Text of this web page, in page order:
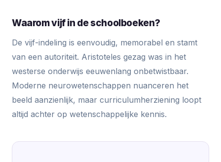
Waarom vijf in de schoolboeken?
De vijf-indeling is eenvoudig, memorabel en stamt
van een autoriteit. Aristoteles gezag was in het
westerse onderwijs eeuwenlang onbetwistbaar.
Moderne neurowetenschappen nuanceren het
beeld aanzienlijk, maar curriculumherziening loopt
altijd achter op wetenschappelijke kennis.